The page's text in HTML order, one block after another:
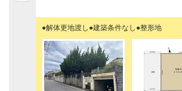
●解体更地渡し●建築条件なし●整形地